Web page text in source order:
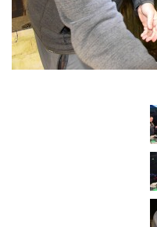
STALO SE ROKU 2018
STALO SE ROKU 2016
STALO SE ROKU 2015